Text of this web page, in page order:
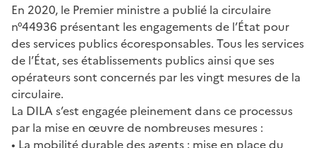
En 2020, le Premier ministre a publié la circulaire
n°44936 présentant les engagements de l’État pour
des services publics écoresponsables. Tous les services
de l’État, ses établissements publics ainsi que ses
opérateurs sont concernés par les vingt mesures de la
circulaire.
La DILA s’est engagée pleinement dans ce processus
par la mise en œuvre de nombreuses mesures :
• La mobilité durable des agents : mise en place du